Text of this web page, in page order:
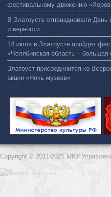
фестивальному движению
В Златоусте отпраздновали
и верности
14 июля в Златоусте пройдет
«Челябинская область – большая
Златоуст присоединится ко
акции «Ночь музеев»
Copyright © 2011-2021 МКУ